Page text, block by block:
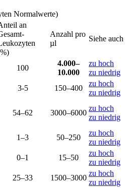
Normalwerte)
an
Anzahl pro
µl
Siehe auch
100
4.000–
10.000
zu hoch
zu niedrig
3-5 150–400
zu hoch
zu niedrig
54–62 3000–6000
zu hoch
zu niedrig
1–3 50–250
zu hoch
zu niedrig
0–1 15–50
zu hoch
zu niedrig
25–33 1500–3000
zu hoch
zu niedrig